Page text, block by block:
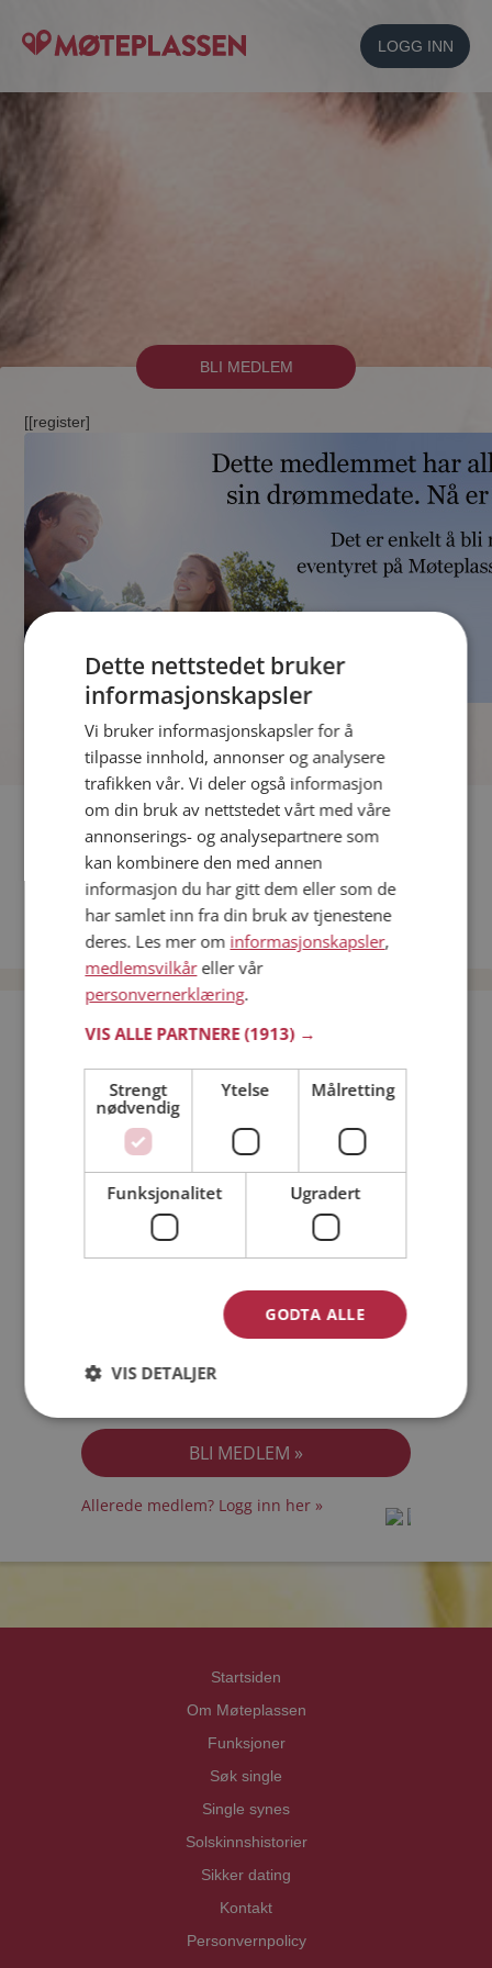
LOGG INN
BLI MEDLEM
[[register]
Fler single
Date menn i Norge
Date kvinner i Norge
Bli medlem gratis!
Jeg er en: Mann Kvinne
Min alder:
Jeg akseptererMedlemsvilkårene
Allerede medlem? Logg inn her »
Startsiden
Om Møteplassen
Funksjoner
Søk single
Single synes
Solskinnshistorier
Sikker dating
Kontakt
Personvernpolicy
Dette nettstedet bruker
informasjonskapsler
Vi bruker informasjonskapsler for å
tilpasse innhold, annonser og analysere
trafikken vår. Vi deler også informasjon
om din bruk av nettstedet vårt med våre
annonserings- og analysepartnere som
kan kombinere den med annen
informasjon du har gitt dem eller som de
har samlet inn fra din bruk av tjenestene
deres. Les mer om informasjonskapsler,
medlemsvilkåreller vår
personvernerklæring.
VIS ALLE PARTNERE(1913) →
Strengt
nødvendig
Ytelse Målretting
Funksjonalitet Ugradert
GODTA ALLE
VIS DETALJER